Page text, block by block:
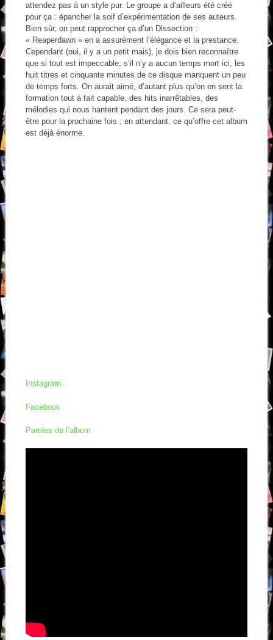
attendez pas à un style pur. Le groupe a d’ailleurs été créé
pour ça : épancher la soif d’expérimentation de ses auteurs.
Bien sûr, on peut rapprocher ça d’un Dissection :
« Reaperdawn » en a assurément l’élégance et la prestance.
Cependant (oui, il y a un petit mais), je dois bien reconnaître
que si tout est impeccable, s’il n’y a aucun temps mort ici, les
huit titres et cinquante minutes de ce disque manquent un peu
de temps forts. On aurait aimé, d’autant plus qu’on en sent la
formation tout à fait capable, des hits inarrêtables, des
mélodies qui nous hantent pendant des jours. Ce sera peut-
être pour la prochaine fois ; en attendant, ce qu’offre cet album
est déjà énorme.
Instagram
Facebook
Paroles de l’album